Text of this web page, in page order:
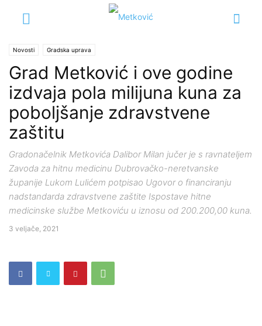
Novosti Gradska uprava
Grad Metković i ove godine
izdvaja pola milijuna kuna za
poboljšanje zdravstvene
zaštitu
Gradonačelnik Metkovića Dalibor Milan jučer je s ravnateljem
Zavoda za hitnu medicinu Dubrovačko-neretvanske
županije Lukom Lulićem potpisao Ugovor o financiranju
nadstandarda zdravstvene zaštite Ispostave hitne
medicinske službe Metkoviću u iznosu od 200.200,00 kuna.
3 veljače, 2021